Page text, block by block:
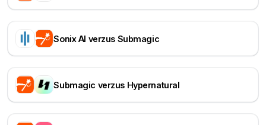
Sonix AI verzus Submagic
Submagic verzus Hypernatural